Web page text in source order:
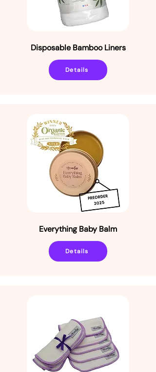
Disposable Bamboo Liners
Details
Everything Baby Balm
Details